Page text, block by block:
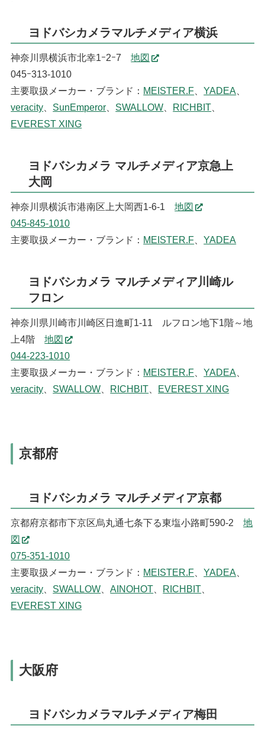
ヨドバシカメラマルチメディア横浜
神奈川県横浜市北幸1ｰ2ｰ7地図
045ｰ313-1010
主要取扱メーカー・ブランド： MEISTER.F 、YADEA
veracity
SunEmperor SWALLOW RICHBIT
EVEREST XING
ヨドバシカメラ マルチメディア京急上
大岡
神奈川県横浜市港南区上大岡西1-6-1地図
045-845-1010
主要取扱メーカー・ブランド： MEISTER.F 、YADEA
ヨドバシカメラ マルチメディア川崎ル
フロン
神奈川県川崎市川崎区日進町1-11 ルフロン地下1階～地
上4階地図
044-223-1010
主要取扱メーカー・ブランド： MEISTER.F 、YADEA
veracity
SWALLOW RICHBIT EVEREST XING
京都府
ヨドバシカメラ マルチメディア京都
京都府京都市下京区烏丸通七条下る東塩小路町590-2地
図
075-351-1010
主要取扱メーカー・ブランド： MEISTER.F 、YADEA
veracity
SWALLOW 、AINOHOT RICHBIT
EVEREST XING
大阪府
ヨドバシカメラマルチメディア梅田